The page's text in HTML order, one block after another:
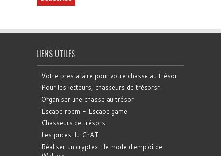
LIENS UTILES
Votre prestataire pour votre chasse au trésor
Pour les lecteurs, chasseurs de trésorsr
Organiser une chasse au trésor
Escape room - Escape game
Chasseurs de trésors
Les puces du ChAT
Réaliser un cryptex : le mode d'emploi de